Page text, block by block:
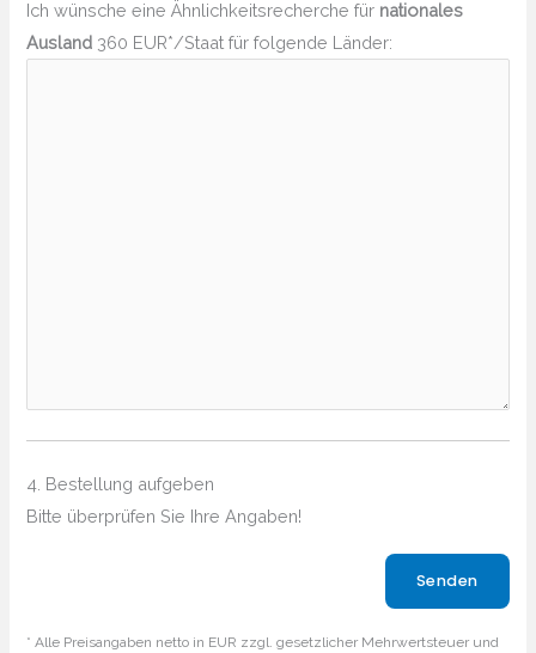
Ich wünsche eine Ähnlichkeitsrecherche für nationales
Ausland 360 EUR*/Staat für folgende Länder:
4. Bestellung aufgeben
Bitte überprüfen Sie Ihre Angaben!
* Alle Preisangaben netto in EUR zzgl. gesetzlicher Mehrwertsteuer und